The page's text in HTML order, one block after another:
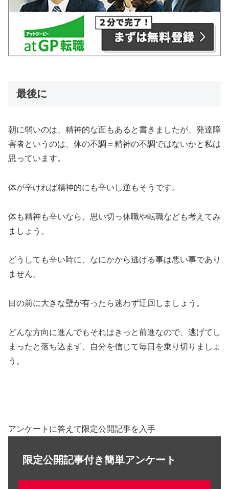
最後に
朝に弱いのは、精神的な面もあると書きましたが、発達障
害者というのは、体の不調＝精神の不調ではないかと私は
思っています。
体が辛ければ精神的にも辛いし逆もそうです。
体も精神も辛いなら、思い切っ休職や転職なども考えてみ
ましょう。
どうしても辛い時に、なにかから逃げる事は悪い事であり
ません。
目の前に大きな壁が有ったら迷わず迂回しましょう。
どんな方向に進んでもそれはきっと前進なので、逃げてし
まったと落ち込まず、自分を信じて毎日を乗り切りましょ
う。
アンケートに答えて限定公開記事を入手
限定公開記事付き簡単アンケート